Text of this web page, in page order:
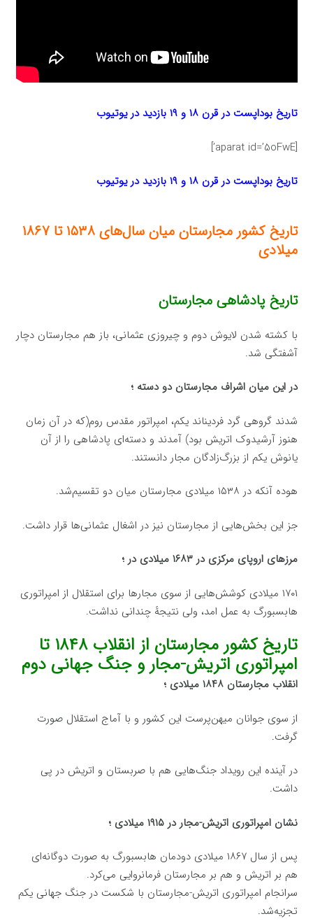
تاریخ بوداپست در قرن ۱۸ و ۱۹ بازدید در یوتیوب
[aparat id=’5oFwE’]
تاریخ بوداپست در قرن ۱۸ و ۱۹ بازدید در یوتیوب
تاریخ کشور مجارستان میان سال‌های ۱۵۳۸ تا ۱۸۶۷
میلادی
تاریخ پادشاهی مجارستان
با کشته شدن لایوش دوم و چیروزی عثمانی، باز هم مجارستان دچار
آشفتگی شد.
در این میان اشراف مجارستان دو دسته ؛
شدند گروهی گرد فردیناند یکم، امپراتور مقدس روم(که در آن زمان
هنوز آرشیدوک اتریش بود) آمدند و دسته‌ای پادشاهی را از آن
یانوش یکم از بزرگ‌زادگان مجار دانستند.
هوده آنکه در ۱۵۳۸ میلادی مجارستان میان دو تقسیم‌شد.
جز این بخش‌هایی از مجارستان نیز در اشغال عثمانی‌ها قرار داشت.
مرزهای اروپای مرکزی در ۱۶۸۳ میلادی در ؛
۱۷۰۱ میلادی کوشش‌هایی از سوی مجارها برای استقلال از امپراتوری
هابسبورگ به عمل امد، ولی نتیجهٔ چندانی نداشت.
تاریخ کشور مجارستان از انقلاب ۱۸۴۸ تا
امپراتوری اتریش-مجار و جنگ جهانی دوم
انقلاب مجارستان ۱۸۴۸ میلادی ؛
از سوی جوانان میهن‌پرست این کشور و با آماج استقلال صورت
گرفت.
در آینده این رویداد جنگ‌هایی هم با صربستان و اتریش در پی
داشت.
نشان امپراتوری اتریش-مجار در ۱۹۱۵ میلادی ؛
پس از سال ۱۸۶۷ میلادی دودمان هابسبورگ به صورت دوگانه‌ای
هم بر اتریش و هم بر مجارستان فرمانروایی می‌کرد.
سرانجام امپراتوری اتریش-مجارستان با شکست در جنگ جهانی یکم
تجزیه‌شد.